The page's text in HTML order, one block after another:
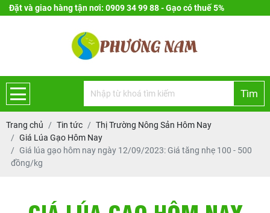
Đặt và giao hàng tận nơi: 0909 34 99 88 - Gạo có thuế 5%
Tìm
Trang chủ Tin tức
Thị Trường Nông Sản Hôm Nay
Giá Lúa Gạo Hôm Nay
Giá lúa gạo hôm nay ngày 12/09/2023: Giá tăng nhẹ 100 - 500
đồng/kg